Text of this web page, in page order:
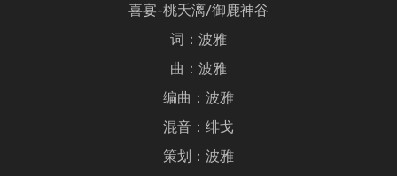
喜宴-桃夭漓/御鹿神谷
词：波雅
曲：波雅
编曲：波雅
混音：绯戈
策划：波雅